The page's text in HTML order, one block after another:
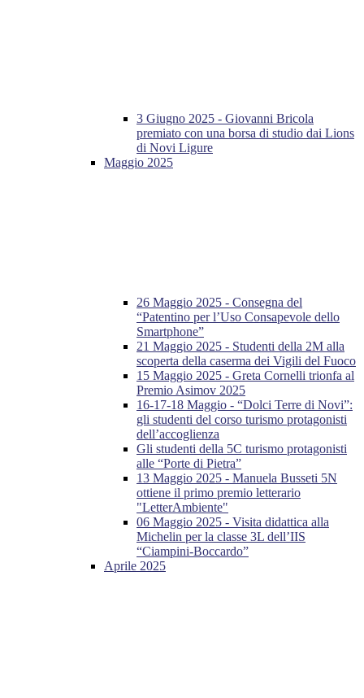
3 Giugno 2025 - Giovanni Bricola
premiato con una borsa di studio dai Lions
di Novi Ligure
Maggio 2025
26 Maggio 2025 - Consegna del
“Patentino per l’Uso Consapevole dello
Smartphone”
21 Maggio 2025 - Studenti della 2M alla
scoperta della caserma dei Vigili del Fuoco
15 Maggio 2025 - Greta Cornelli trionfa al
Premio Asimov 2025
16-17-18 Maggio - “Dolci Terre di Novi”:
gli studenti del corso turismo protagonisti
dell’accoglienza
Gli studenti della 5C turismo protagonisti
alle “Porte di Pietra”
13 Maggio 2025 - Manuela Busseti 5N
ottiene il primo premio letterario
"LetterAmbiente"
06 Maggio 2025 - Visita didattica alla
Michelin per la classe 3L dell’IIS
“Ciampini-Boccardo”
Aprile 2025